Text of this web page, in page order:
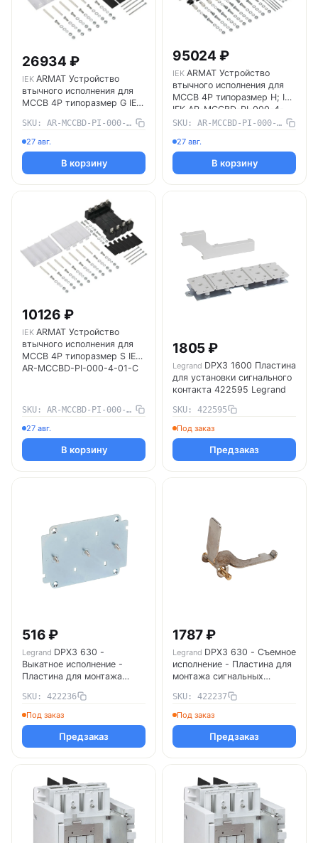
26934 ₽
IEK ARMAT Устройство
втычного исполнения для
MCCB 4P типоразмер G IEK
SKU: AR-MCCBD-PI-000-4-04-C
27 авг.
В корзину
95024 ₽
IEK ARMAT Устройство
втычного исполнения для
MCCB 4P типоразмер H; I
IEK AR-MCCBD-PI-000-4-
06-C
SKU: AR-MCCBD-PI-000-4-06-C
27 авг.
В корзину
10126 ₽
IEK ARMAT Устройство
втычного исполнения для
MCCB 4P типоразмер S IEK
AR-MCCBD-PI-000-4-01-C
SKU: AR-MCCBD-PI-000-4-01-C
27 авг.
В корзину
1805 ₽
Legrand DPX3 1600 Пластина
для установки сигнального
контакта 422595 Legrand
SKU: 422595
Под заказ
Предзаказ
516 ₽
Legrand DPX3 630 -
Выкатное исполнение -
Пластина для монтажа
422236 Legrand
SKU: 422236
Под заказ
Предзаказ
1787 ₽
Legrand DPX3 630 - Съемное
исполнение - Пластина для
монтажа сигнальных
SKU: 422237
Под заказ
Предзаказ